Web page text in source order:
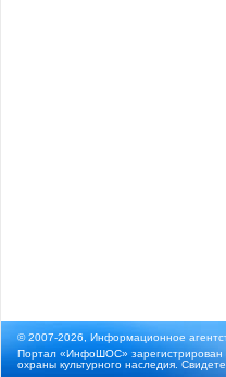
© 2007-2026, Информационное
Портал «ИнфоШОС» зарегистрирован
охраны культурного наследия.